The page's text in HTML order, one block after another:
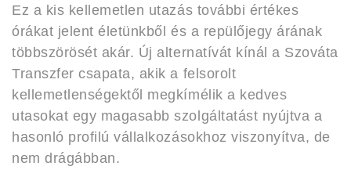
Ez a kis kellemetlen utazás további értékes
órákat jelent életünkből és a repülőjegy árának
többszörösét akár. Új alternatívát kínál a Szováta
Transzfer csapata, akik a felsorolt
kellemetlenségektől megkímélik a kedves
utasokat egy magasabb szolgáltatást nyújtva a
hasonló profilú vállalkozásokhoz viszonyítva, de
nem drágábban.